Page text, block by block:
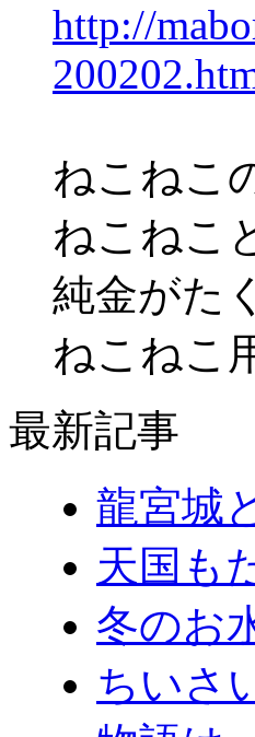
http://
ねこねこ
ねこねこ
純金がた
ねこねこ
最新記事
龍宮城
天国も
冬のお
ちいさ